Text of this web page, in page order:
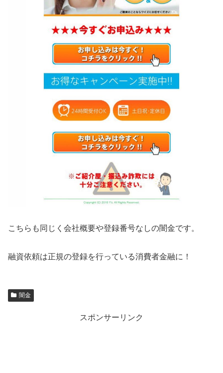
こちらも同じく会社概要や登録番号なしの闇金です。
融資依頼は正規の登録を行っている消費者金融に！
闇金
スポンサーリンク